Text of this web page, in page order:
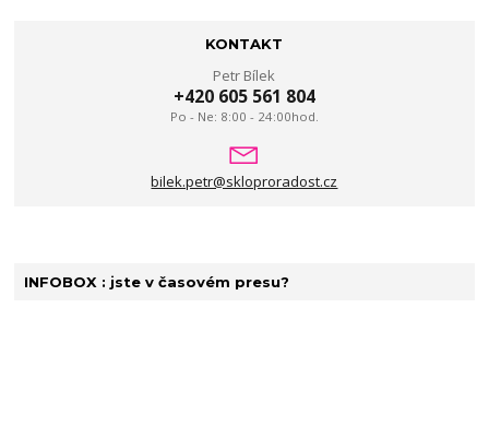
KONTAKT
Petr Bílek
+420 605 561 804
Po - Ne: 8:00 - 24:00hod.
bilek.petr@skloproradost.cz
INFOBOX : jste v časovém presu?